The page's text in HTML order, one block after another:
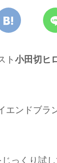
ト小田切ヒ
エンドブラ
っくり試